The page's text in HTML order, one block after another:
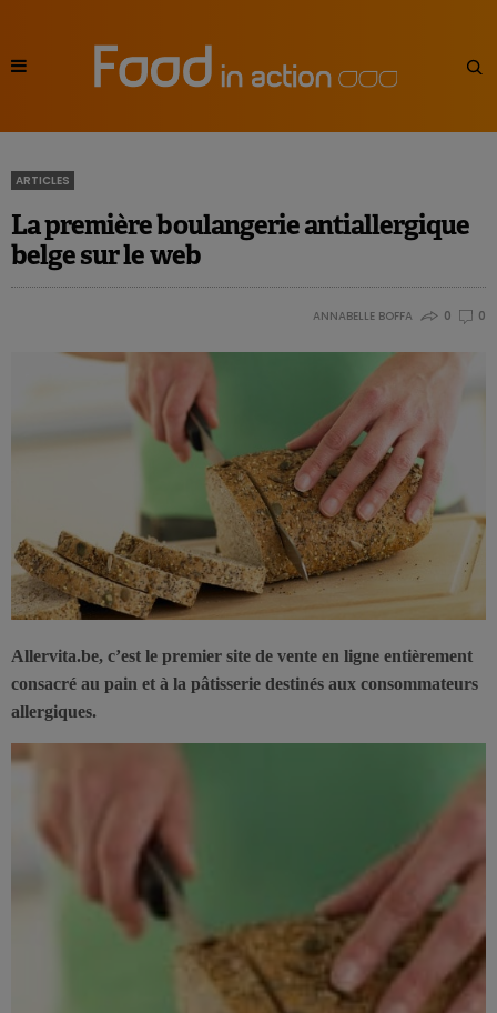
ARTICLES
La première boulangerie antiallergique
belge sur le web
ANNABELLE BOFFA 0 0
Allervita.be, c’est le premier site de vente en ligne entièrement
consacré au pain et à la pâtisserie destinés aux consommateurs
allergiques.